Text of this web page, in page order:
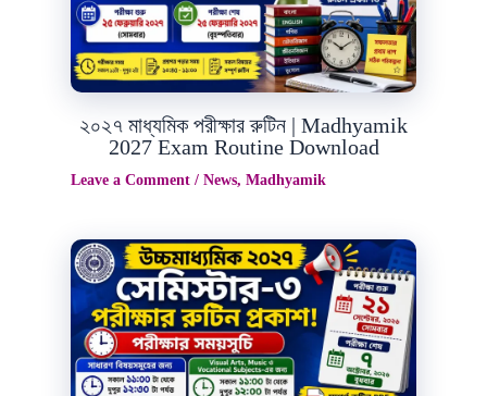
২০২৭ মাধ্যমিক পরীক্ষার রুটিন | Madhyamik
2027 Exam Routine Download
Leave a Comment / News, Madhyamik
Jun
30
2026